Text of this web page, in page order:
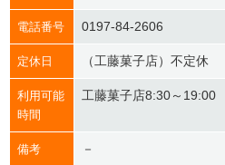
電話番号 0197-84-2606
定休日 （工藤菓子店）不定休
利用可能
時間
工藤菓子店8:30～19:00
備考 －